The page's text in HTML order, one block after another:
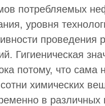
потребляемых
уровня
проведения
Гигиеническая
потому, что сама
химических
в